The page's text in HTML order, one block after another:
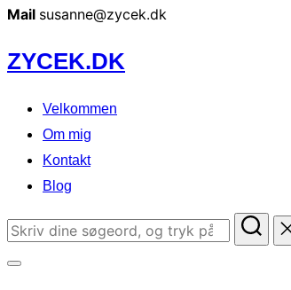
Mail susanne@zycek.dk
Videre
til
indhold
ZYCEK.DK
Velkommen
Om mig
Kontakt
Blog
Søg